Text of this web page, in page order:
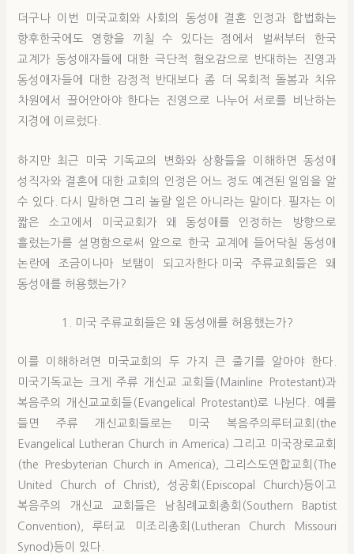
더구나 이번 미국교회와 사회의 동성애 결혼 인정과 합법화는
향후한국에도 영향을 끼칠 수 있다는 점에서 벌써부터 한국
교계가 동성애자들에 대한 극단적 혐오감으로 반대하는 진영과
동성애자들에 대한 감정적 반대보다 좀 더 목회적 돌봄과 치유
차원에서 끌어안아야 한다는 진영으로 나누어 서로를 비난하는
지경에 이르렀다.
하지만 최근 미국 기독교의 변화와 상황들을 이해하면 동성애
성직자와 결혼에 대한 교회의 인정은 어느 정도 예견된 일임을 알
수 있다. 다시 말하면 그리 놀랄 일은 아니라는 말이다. 필자는 이
짧은 소고에서 미국교회가 왜 동성애를 인정하는 방향으로
흘렀는가를 설명함으로써 앞으로 한국 교계에 들어닥칠 동성애
논란에 조금이나마 보탬이 되고자한다.미국 주류교회들은 왜
동성애를 허용했는가?
1. 미국 주류교회들은 왜 동성애를 허용했는가?
이를 이해하려면 미국교회의 두 가지 큰 줄기를 알아야 한다.
미국기독교는 크게 주류 개신교 교회들(Mainline Protestant)과
복음주의 개신교교회들(Evangelical Protestant)로 나뉜다. 예를
들면 주류 개신교회들로는 미국 복음주의루터교회(the
Evangelical Lutheran Church in America) 그리고 미국장로교회
(the Presbyterian Church in America), 그리스도연합교회(The
United Church of Christ), 성공회(Episcopal Church)등이고
복음주의 개신교 교회들은 남침례교회총회(Southern Baptist
Convention), 루터교 미조리총회(Lutheran Church Missouri
Synod)등이 있다.